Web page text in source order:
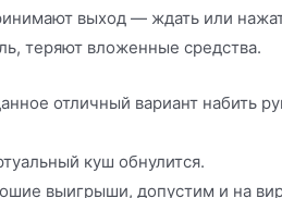
выход — ждать или
теряют вложенные средства.
отличный вариант набить
куш обнулится.
выигрыши, допустим и на